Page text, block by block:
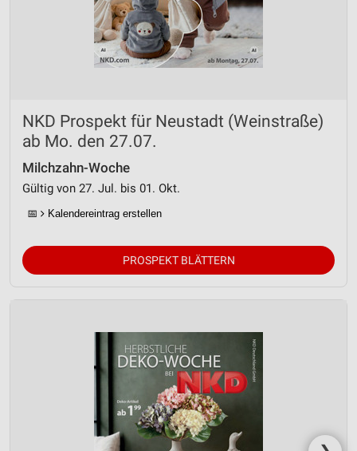
NKD Prospekt für Neustadt (Weinstraße)
ab Mo. den 27.07.
Milchzahn-Woche
Gültig von 27. Jul. bis 01. Okt.
📅 Kalendereintrag erstellen
PROSPEKT BLÄTTERN